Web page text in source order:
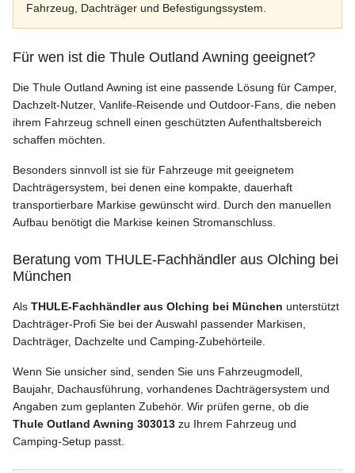
Fahrzeug, Dachträger und Befestigungssystem.
Für wen ist die Thule Outland Awning geeignet?
Die Thule Outland Awning ist eine passende Lösung für Camper,
Dachzelt-Nutzer, Vanlife-Reisende und Outdoor-Fans, die neben
ihrem Fahrzeug schnell einen geschützten Aufenthaltsbereich
schaffen möchten.
Besonders sinnvoll ist sie für Fahrzeuge mit geeignetem
Dachträgersystem, bei denen eine kompakte, dauerhaft
transportierbare Markise gewünscht wird. Durch den manuellen
Aufbau benötigt die Markise keinen Stromanschluss.
Beratung vom THULE-Fachhändler aus Olching bei
München
Als THULE-Fachhändler aus Olching bei München unterstützt
Dachträger-Profi Sie bei der Auswahl passender Markisen,
Dachträger, Dachzelte und Camping-Zubehörteile.
Wenn Sie unsicher sind, senden Sie uns Fahrzeugmodell,
Baujahr, Dachausführung, vorhandenes Dachträgersystem und
Angaben zum geplanten Zubehör. Wir prüfen gerne, ob die
Thule Outland Awning 303013 zu Ihrem Fahrzeug und
Camping-Setup passt.